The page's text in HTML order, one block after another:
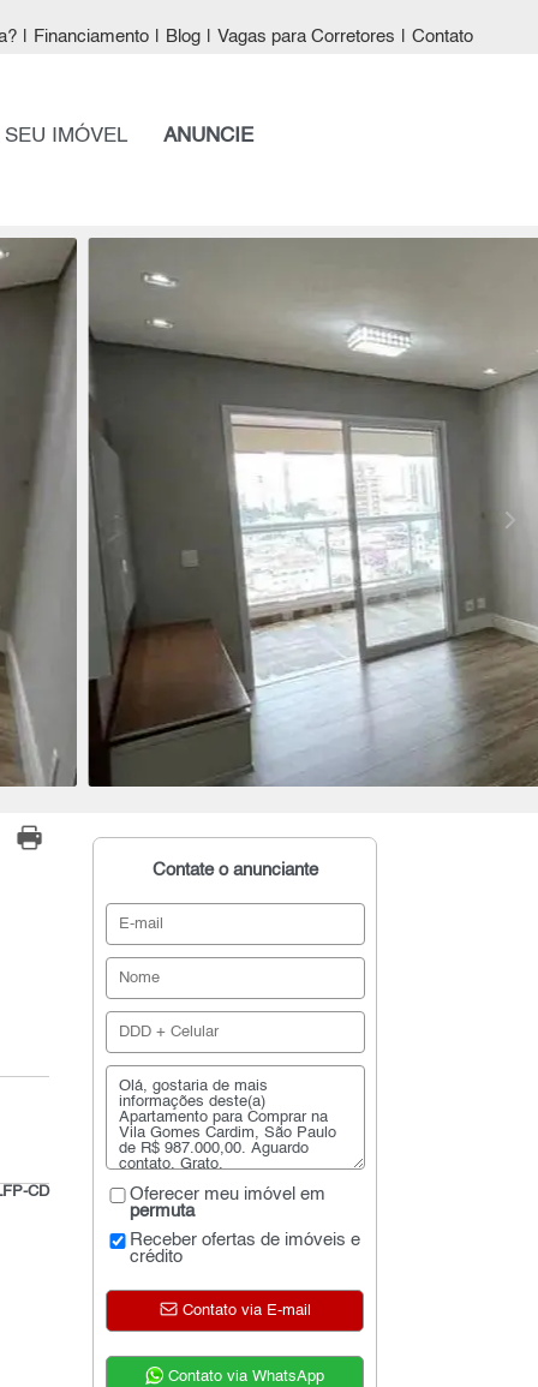
Financiamento Blog Vagas para Corretores Contato
IMÓVEL ANUNCIE
CD
Contate o anunciante
Oferecer meu imóvel em
permuta
Receber ofertas de imóveis e
crédito
Contato via E-mail
Contato via WhatsApp